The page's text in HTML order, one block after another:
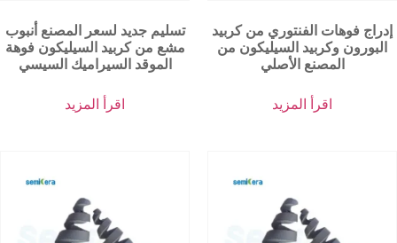
تسليم جديد لسعر المصنع أنبوب
مشع من كربيد السيليكون فوهة
الموقد السيراميك السيسي
اقرأ المزيد
إدراج فوهات الفنتوري من كربيد
البورون وكربيد السيليكون من
المصنع الأصلي
اقرأ المزيد